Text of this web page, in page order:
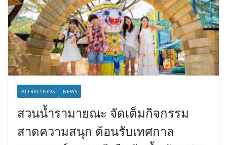
ATTRACTIONS NEWS
สวนน้ำรามายณะ จัดเต็มกิจกรรม
สาดความสนุก ต้อนรับเทศกาล